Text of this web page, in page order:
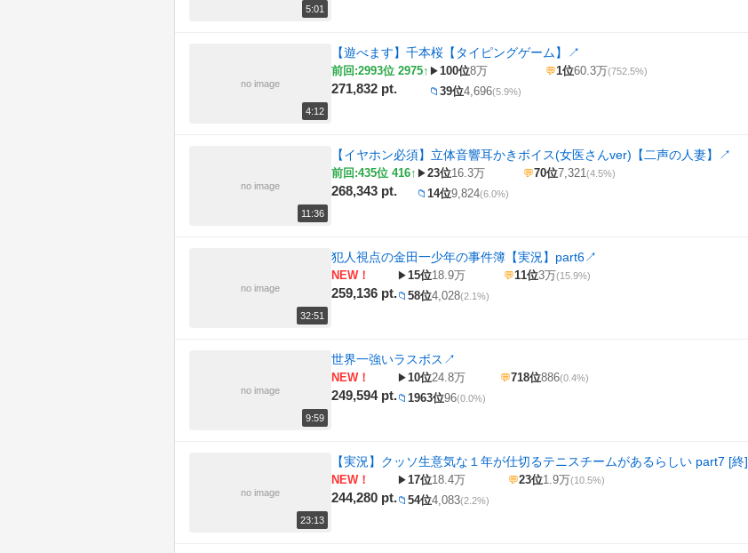
5:01
no image
4:12
【遊べます】千本桜【タイピングゲーム】 ↗
前回:2993位 2975↑
271,832 pt.
▶100位8万 💬1位60.3万(752.5%)
📁 39位4,696(5.9%)
no image
11:36
【イヤホン必須】立体音響耳かきボイス(女医さんver)【二声の人妻】 ↗
前回:435位 416↑
268,343 pt.
▶23位16.3万 💬70位7,321(4.5%)
📁 14位9,824(6.0%)
no image
32:51
犯人視点の金田一少年の事件簿【実況】part6↗
NEW！
259,136 pt.
▶15位18.9万 💬11位3万(15.9%)
📁 58位4,028(2.1%)
no image
9:59
世界一強いラスボス ↗
NEW！
249,594 pt.
▶10位24.8万 💬718位886(0.4%)
📁 1963位96(0.0%)
no image
23:13
【実況】クッソ生意気な１年が仕切るテニスチームがあるらしい part7 [終]
NEW！
244,280 pt.
▶17位18.4万 💬23位1.9万(10.5%)
📁 54位4,083(2.2%)